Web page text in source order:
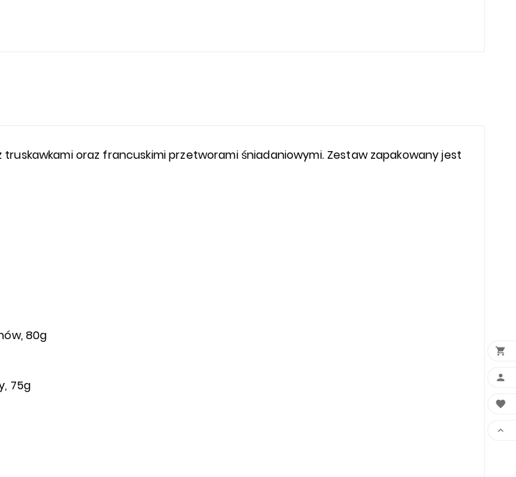
oraz francuskimi przetworami śniadaniowymi. Zestaw zapakowany jest
80g
75g



